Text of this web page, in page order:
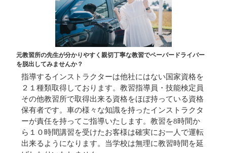
元教習所の先生が分かりやすく親切丁寧な教習でペーパードライバー
を脱出してみませんか？
指導するインストラクターは他社にはない国家資格を
２１種類取得しております。教習指導員・技能検定員
その他教習所で取得出来る資格をほぼ持っている資格
保有者です。車の様々な知識を持ったインストラクタ
ーが責任を持ってご指導いたします。教習を8時間か
ら１０時間講習を受けたお客様は確実にお一人で運転
出来るようになります。当学校は無理に教習時間を延